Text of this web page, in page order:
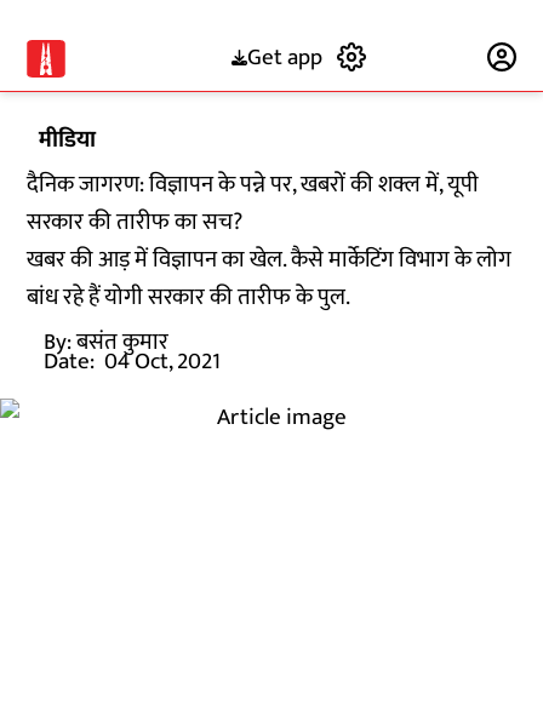
Get app
मीडिया
दैनिक जागरण: विज्ञापन के पन्ने पर, खबरों की शक्ल में, यूपी
सरकार की तारीफ का सच?
खबर की आड़ में विज्ञापन का खेल. कैसे मार्केटिंग विभाग के लोग
बांध रहे हैं योगी सरकार की तारीफ के पुल.
By:बसंत कुमार
Date: 04 Oct, 2021